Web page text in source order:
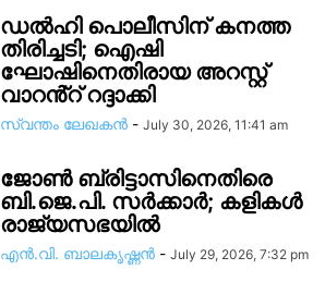
ഡൽഹി പൊലീസിന് കനത്ത
തിരിച്ചടി; ഐഷി
ഘോഷിനെതിരായ അറസ്റ്റ്
വാറൻ്റ് റദ്ദാക്കി
സ്വന്തം ലേഖകന്‍ - July 30, 2026, 11:41 am
ജോൺ ബ്രിട്ടാസിനെതിരെ
ബി.ജെ.പി. സർക്കാർ; കളികൾ
രാജ്യസഭയിൽ
എൻ.വി. ബാലകൃഷ്ണൻ - July 29, 2026, 7:32 pm